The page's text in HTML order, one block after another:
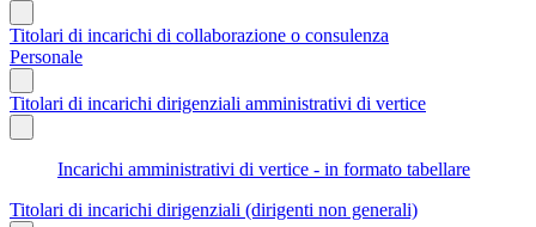
Titolari di incarichi di collaborazione o consulenza
Personale
Titolari di incarichi dirigenziali amministrativi di vertice
Incarichi amministrativi di vertice - in formato tabellare
Titolari di incarichi dirigenziali (dirigenti non generali)